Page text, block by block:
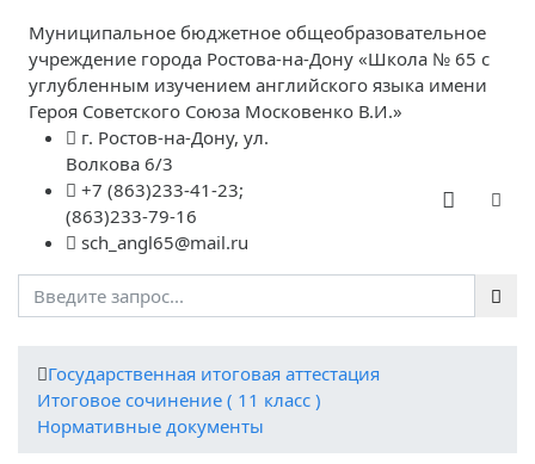
Муниципальное бюджетное общеобразовательное
учреждение города Ростова-на-Дону «Школа № 65 с
углубленным изучением английского языка имени
Героя Советского Союза Московенко В.И.»
г. Ростов-на-Дону, ул.
Волкова 6/3
+7 (863)233-41-23;
(863)233-79-16
sch_angl65@mail.ru
Государственная итоговая аттестация
Итоговое сочинение ( 11 класс )
Нормативные документы